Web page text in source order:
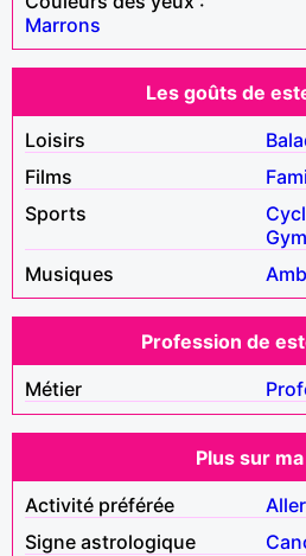
Marrons
Les goûts de
Loisirs
Films
Sports
Musiques
Profession de
Métier
Plus sur
Activité préférée
Signe astrologique